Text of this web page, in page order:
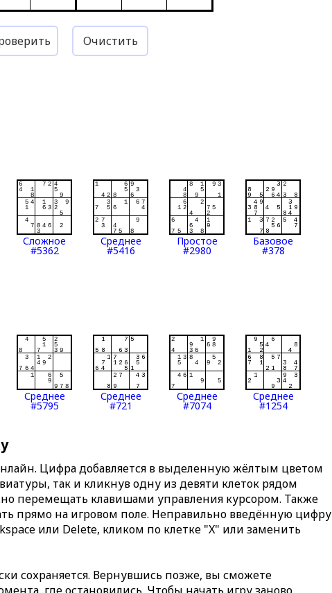
Очистить
Сложное
#5362
Среднее
#5416
Простое
#2980
Базовое
#378
Среднее
#5795
Среднее
#721
Среднее
#7074
Среднее
#1254
Цифра добавляется в выделенную жёлтым цветом
так и кликнув одну из девяти клеток рядом
перемещать клавишами управления курсором. Также
прямо на игровом поле. Неправильно введённую цифру
или Delete, кликом по клетке "X" или заменить
сохраняется. Вернувшись позже, вы сможете